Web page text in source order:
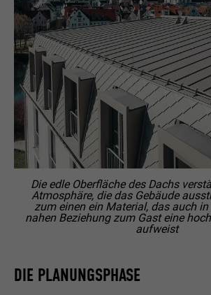
DIE PLANUNGSPHASE
Die edle Oberfläche des Dachs
Atmosphäre, die das Gebäude
zum einen ein Material, das auch in
nahen Beziehung zum Gast eine
aufweist